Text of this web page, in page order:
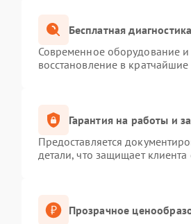
Бесплатная
Современное оборудование и
восстановление в
Гарантия на работы и
Предоставляется
детали, что защищает
Прозрачное